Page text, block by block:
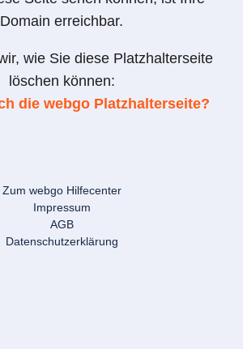
Domain erreichbar.
wie Sie diese Platzhalterseite
löschen können:
die webgo Platzhalterseite?
Zum webgo Hilfecenter
Impressum
AGB
Datenschutzerklärung